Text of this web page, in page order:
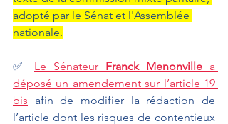
adopté par le Sénat et l'Assemblée
nationale.
✅ Le Sénateur Franck Menonville a
déposé un amendement sur l’article 19
bis afin de modifier la rédaction de
l’article dont les risques de contentieux